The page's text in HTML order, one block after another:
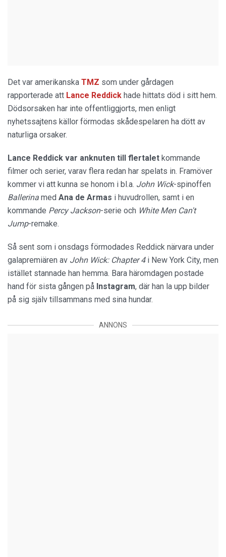
Det var amerikanska TMZ som under gårdagen
rapporterade att Lance Reddick hade hittats död i sitt hem.
Dödsorsaken har inte offentliggjorts, men enligt
nyhetssajtens källor förmodas skådespelaren ha dött av
naturliga orsaker.
Lance Reddick var anknuten till flertalet kommande
filmer och serier, varav flera redan har spelats in. Framöver
kommer vi att kunna se honom i bl.a. John Wick-spinoffen
Ballerina med Ana de Armas i huvudrollen, samt i en
kommande Percy Jackson-serie och White Men Can't
Jump-remake.
Så sent som i onsdags förmodades Reddick närvara under
galapremiären av John Wick: Chapter 4 i New York City, men
istället stannade han hemma. Bara häromdagen postade
hand för sista gången på Instagram, där han la upp bilder
på sig själv tillsammans med sina hundar.
ANNONS